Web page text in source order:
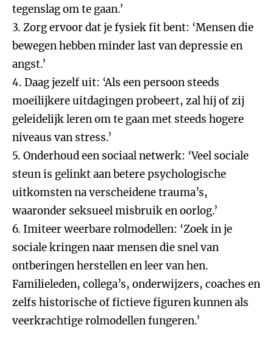
tegenslag om te gaan.’
3. Zorg ervoor dat je fysiek fit bent: ‘Mensen die
bewegen hebben minder last van depressie en
angst.’
4. Daag jezelf uit: ‘Als een persoon steeds
moeilijkere uitdagingen probeert, zal hij of zij
geleidelijk leren om te gaan met steeds hogere
niveaus van stress.’
5. Onderhoud een sociaal netwerk: ‘Veel sociale
steun is gelinkt aan betere psychologische
uitkomsten na verscheidene trauma’s,
waaronder seksueel misbruik en oorlog.’
6. Imiteer weerbare rolmodellen: ‘Zoek in je
sociale kringen naar mensen die snel van
ontberingen herstellen en leer van hen.
Familieleden, collega’s, onderwijzers, coaches en
zelfs historische of fictieve figuren kunnen als
veerkrachtige rolmodellen fungeren.’